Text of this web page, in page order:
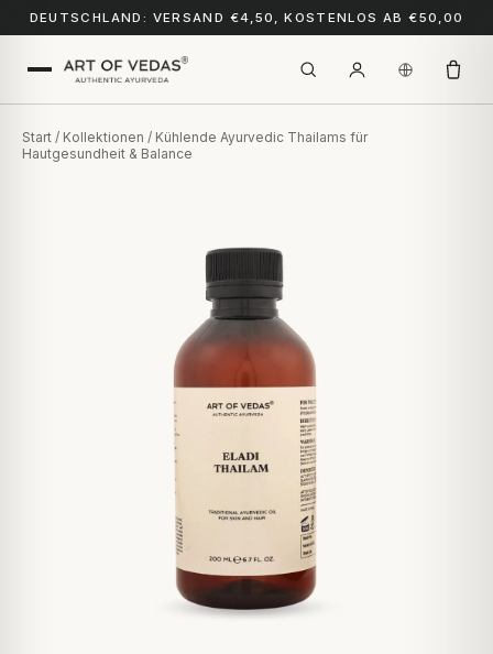
DEUTSCHLAND: VERSAND €4,50, KOSTENLOS AB €50,00
Start / Kollektionen / Kühlende Ayurvedic Thailams für
Hautgesundheit & Balance